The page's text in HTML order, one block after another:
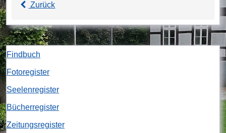
Zurück
Findbuch
Fotoregister
Seelenregister
Bücherregister
Zeitungsregister